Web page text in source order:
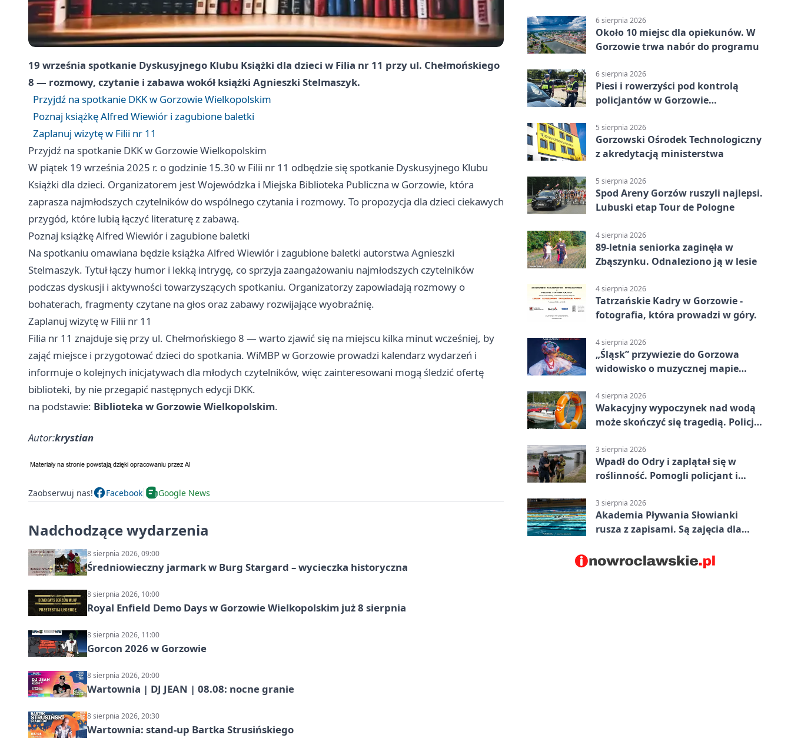
19 września spotkanie Dyskusyjnego Klubu Książki dla dzieci w Filia nr 11 przy ul. Chełmońskiego
8 — rozmowy, czytanie i zabawa wokół książki Agnieszki Stelmaszyk.
Przyjdź na spotkanie DKK w Gorzowie Wielkopolskim
Poznaj książkę Alfred Wiewiór i zagubione baletki
Zaplanuj wizytę w Filii nr 11
Przyjdź na spotkanie DKK w Gorzowie Wielkopolskim
W piątek 19 września 2025 r. o godzinie 15.30 w Filii nr 11 odbędzie się spotkanie Dyskusyjnego Klubu
Książki dla dzieci. Organizatorem jest Wojewódzka i Miejska Biblioteka Publiczna w Gorzowie, która
zaprasza najmłodszych czytelników do wspólnego czytania i rozmowy. To propozycja dla dzieci ciekawych
przygód, które lubią łączyć literaturę z zabawą.
Poznaj książkę Alfred Wiewiór i zagubione baletki
Na spotkaniu omawiana będzie książka Alfred Wiewiór i zagubione baletki autorstwa Agnieszki
Stelmaszyk. Tytuł łączy humor i lekką intrygę, co sprzyja zaangażowaniu najmłodszych czytelników
podczas dyskusji i aktywności towarzyszących spotkaniu. Organizatorzy zapowiadają rozmowy o
bohaterach, fragmenty czytane na głos oraz zabawy rozwijające wyobraźnię.
Zaplanuj wizytę w Filii nr 11
Filia nr 11 znajduje się przy ul. Chełmońskiego 8 — warto zjawić się na miejscu kilka minut wcześniej, by
zająć miejsce i przygotować dzieci do spotkania. WiMBP w Gorzowie prowadzi kalendarz wydarzeń i
informuje o kolejnych inicjatywach dla młodych czytelników, więc zainteresowani mogą śledzić ofertę
biblioteki, by nie przegapić następnych edycji DKK.
na podstawie: Biblioteka w Gorzowie Wielkopolskim.
Autor:krystian
Zaobserwuj nas! Facebook Google News
Nadchodzące wydarzenia
8 sierpnia 2026, 09:00
Średniowieczny jarmark w Burg Stargard – wycieczka historyczna
8 sierpnia 2026, 10:00
Royal Enfield Demo Days w Gorzowie Wielkopolskim już 8 sierpnia
8 sierpnia 2026, 11:00
Gorcon 2026 w Gorzowie
8 sierpnia 2026, 20:00
Wartownia | DJ JEAN | 08.08: nocne granie
8 sierpnia 2026, 20:30
Wartownia: stand-up Bartka Strusińskiego
6 sierpnia 2026
Około 10 miejsc dla opiekunów. W
Gorzowie trwa nabór do programu
6 sierpnia 2026
Piesi i rowerzyści pod kontrolą
policjantów w Gorzowie
5 sierpnia 2026
Gorzowski Ośrodek Technologiczny
z akredytacją ministerstwa
5 sierpnia 2026
Spod Areny Gorzów ruszyli najlepsi.
Lubuski etap Tour de Pologne
4 sierpnia 2026
89-letnia seniorka zaginęła w
Zbąszynku. Odnaleziono ją w lesie
4 sierpnia 2026
Tatrzańskie Kadry w Gorzowie -
fotografia, która prowadzi w góry.
4 sierpnia 2026
„Śląsk” przywiezie do Gorzowa
widowisko o muzycznej mapie
4 sierpnia 2026
Wakacyjny wypoczynek nad wodą
może skończyć się tragedią. Policja
3 sierpnia 2026
Wpadł do Odry i zaplątał się w
roślinność. Pomogli policjant i
3 sierpnia 2026
Akademia Pływania Słowianki
rusza z zapisami. Są zajęcia dla